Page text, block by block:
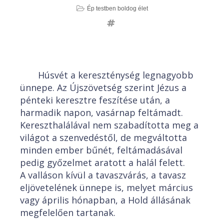
Ép testben boldog élet
Húsvét a kereszténység legnagyobb
ünnepe. Az Újszövetség szerint Jézus a
pénteki keresztre feszítése után, a
harmadik napon, vasárnap feltámadt.
Kereszthalálával nem szabadította meg a
világot a szenvedéstől, de megváltotta
minden ember bűnét, feltámadásával
pedig győzelmet aratott a halál felett.
A valláson kívül a tavaszvárás, a tavasz
eljövetelének ünnepe is, melyet március
vagy április hónapban, a Hold állásának
megfelelően tartanak.